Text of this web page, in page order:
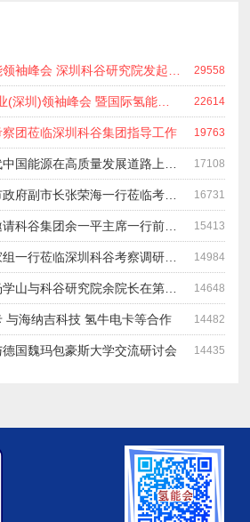
深圳首届国际氢能领袖峰会 深圳科谷研究院发起主办 在深能源集团成功召开 会上相关单位 研发机构 龙头企业等签约合作 29558
氢20 国际氢能产业(深圳)领袖峰会 暨国际氢能产业链展览会 22614
团莅临深圳科谷集团指导工作 19763
人民日报：新时代中国能源在高质量发展道路上奋勇前进 17108
市委书记潘群、市政府副市长张荣海一行莅临考察指导工作 16731
市委书记王碧安邀请科谷集团余一平主席一行前往工业转移园考察合作 15413
广东省科技厅专家组一行莅临深圳科谷考察调研“未来能源中心”项目 14984
工信部原副部长杨学山与科谷研究院余院长在第九届中电博览会交流 14648
与海纳吉科技 氢牛电卡等合作 14482
国魏玛包豪斯大学交流研讨会 14435